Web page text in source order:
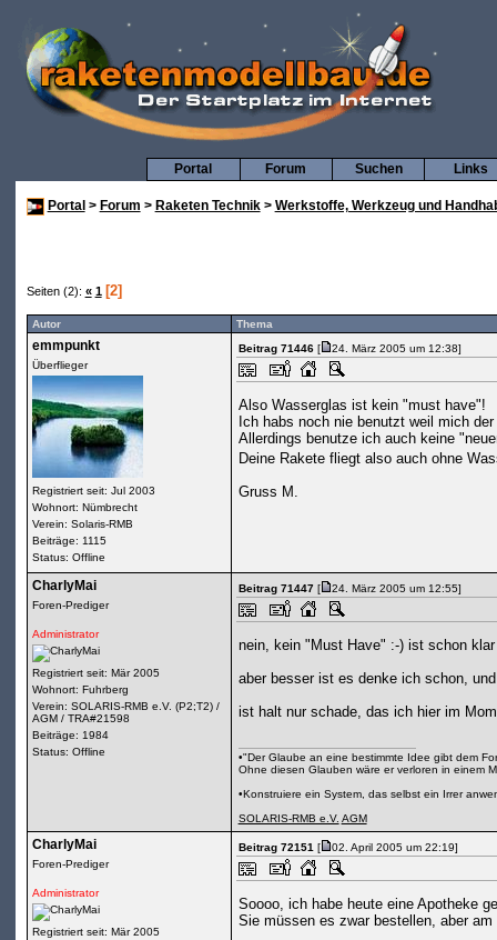
Links
Suchen
Forum
Portal
Portal > Forum > Raketen Technik> Werkstoffe, Werkzeug und
Seiten (2): « 1 [2]
Autor Thema
emmpunkt
Überflieger
Registriert seit: Jul 2003
Wohnort: Nümbrecht
Verein: Solaris-RMB
Beiträge: 1115
Status: Offline
Beitrag 71446[ 24. März 2005 um 12:38]
Also Wasserglas ist kein "must have"!
Ich habs noch nie benutzt weil mich
Allerdings benutze ich auch keine
Deine Rakete fliegt also auch ohne
Gruss M.
CharlyMai
Foren-Prediger
Administrator
Registriert seit: Mär 2005
Wohnort: Fuhrberg
Verein: SOLARIS-RMB e.V. (P2;T2) /
AGM / TRA#21598
Beiträge: 1984
Status: Offline
Beitrag 71447[ 24. März 2005 um 12:55]
nein, kein "Must Have" :-) ist schon
aber besser ist es denke ich schon,
ist halt nur schade, das ich hier im
•"Der Glaube an eine bestimmte Idee gibt dem
Ohne diesen Glauben wäre er verloren in einem
•Konstruiere ein System, das selbst ein Irrer
SOLARIS-RMB e.V. AGM
CharlyMai
Foren-Prediger
Administrator
Registriert seit: Mär 2005
Beitrag 72151[ 02. April 2005 um 22:19]
Soooo, ich habe heute eine Apotheke
Sie müssen es zwar bestellen, aber